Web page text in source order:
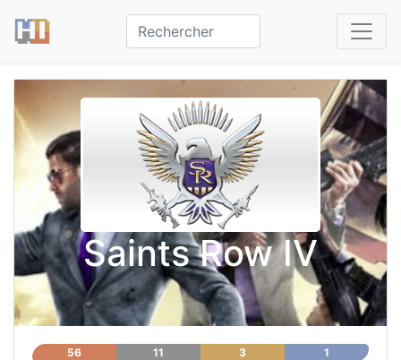
Saints Row IV
56 11 3
1